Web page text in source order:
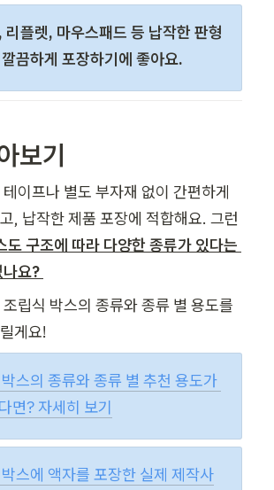
리플렛, 마우스패드 등 납작한 판형
끔하게 포장하기에 좋아요.
보기
이프나 별도 부자재 없이 간편하게
, 납작한 제품 포장에 적합해요. 그런
도 구조에 따라 다양한 종류가 있다는
요?
립식 박스의 종류와 종류 별 용도를
게요!
스의 종류와 종류 별 추천 용도가
면? 자세히 보기
스에 액자를 포장한 실제 제작사